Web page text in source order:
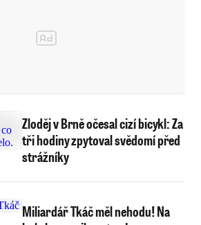
Zloděj v Brně očesal cizí bicykl: Za
tři hodiny zpytoval svědomí před
strážníky
Miliardář Tkáč měl nehodu! Na